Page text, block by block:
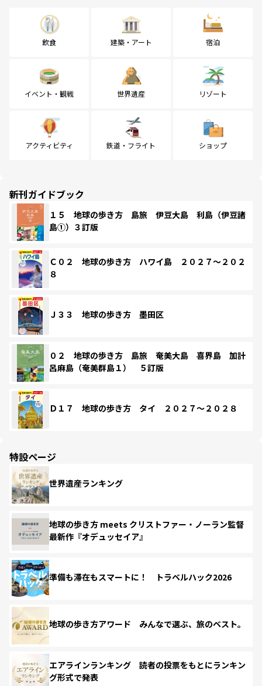
飲食 建築・アート 宿泊
イベント・観戦 世界遺産 リゾート
アクティビティ 鉄道・フライト ショップ
新刊ガイドブック
１５ 地球の歩き方 島旅 伊豆大島 利島（伊豆諸
島①）３訂版
Ｃ０２ 地球の歩き方 ハワイ島 ２０２７～２０２
８
Ｊ３３ 地球の歩き方 墨田区
０２ 地球の歩き方 島旅 奄美大島 喜界島 加計
呂麻島（奄美群島１） ５訂版
Ｄ１７ 地球の歩き方 タイ ２０２７～２０２８
特設ページ
世界遺産ランキング
地球の歩き方 meets クリストファー・ノーラン監督
最新作『オデュッセイア』
準備も滞在もスマートに！ トラベルハック2026
地球の歩き方アワード みんなで選ぶ、旅のベスト。
エアラインランキング 読者の投票をもとにランキン
グ形式で発表